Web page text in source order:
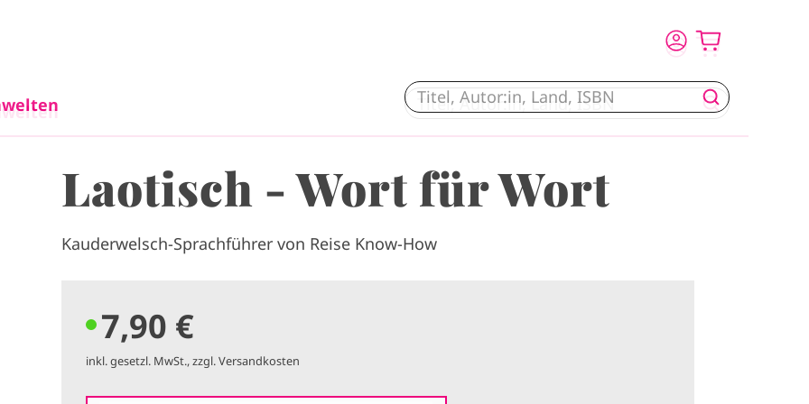
Laotisch - Wort für Wort
Kauderwelsch-Sprachführer von Reise Know-How
7,90 €
inkl. gesetzl. MwSt., zzgl. Versandkosten